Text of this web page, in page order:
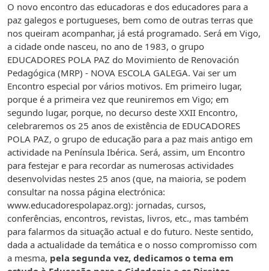
O novo encontro das educadoras e dos educadores para a
paz galegos e portugueses, bem como de outras terras que
nos queiram acompanhar, já está programado. Será em Vigo,
a cidade onde nasceu, no ano de 1983, o grupo
EDUCADORES POLA PAZ do Movimiento de Renovación
Pedagógica (MRP) - NOVA ESCOLA GALEGA. Vai ser um
Encontro especial por vários motivos. Em primeiro lugar,
porque é a primeira vez que reuniremos em Vigo; em
segundo lugar, porque, no decurso deste XXII Encontro,
celebraremos os 25 anos de existência de EDUCADORES
POLA PAZ, o grupo de educação para a paz mais antigo em
actividade na Península Ibérica. Será, assim, um Encontro
para festejar e para recordar as numerosas actividades
desenvolvidas nestes 25 anos (que, na maioria, se podem
consultar na nossa página electrónica:
www.educadorespolapaz.org): jornadas, cursos,
conferências, encontros, revistas, livros, etc., mas também
para falarmos da situação actual e do futuro. Neste sentido,
dada a actualidade da temática e o nosso compromisso com
a mesma, pela segunda vez, dedicamos o tema em